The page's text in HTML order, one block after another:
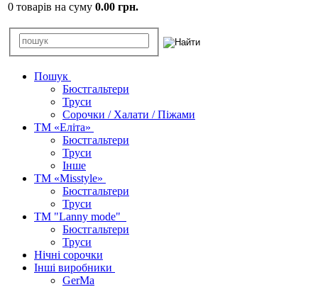
0 товарів на суму 0.00 грн.
Пошук
Бюстгальтери
Труси
Сорочки / Халати / Піжами
ТМ «Еліта»
Бюстгальтери
Труси
Інше
ТМ «Misstyle»
Бюстгальтери
Труси
ТМ "Lanny mode"
Бюстгальтери
Труси
Нічні сорочки
Інші виробники
GerMa